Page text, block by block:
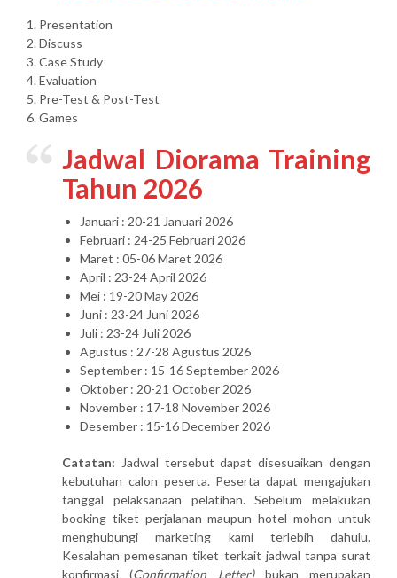
1. Presentation
2. Discuss
3. Case Study
4. Evaluation
5. Pre-Test & Post-Test
6. Games
Jadwal Diorama Training
Tahun 2026
Januari : 20-21 Januari 2026
Februari : 24-25 Februari 2026
Maret : 05-06 Maret 2026
April : 23-24 April 2026
Mei : 19-20 May 2026
Juni : 23-24 Juni 2026
Juli : 23-24 Juli 2026
Agustus : 27-28 Agustus 2026
September : 15-16 September 2026
Oktober : 20-21 October 2026
November : 17-18 November 2026
Desember : 15-16 December 2026
Catatan: Jadwal tersebut dapat disesuaikan dengan
kebutuhan calon peserta. Peserta dapat mengajukan
tanggal pelaksanaan pelatihan. Sebelum melakukan
booking tiket perjalanan maupun hotel mohon untuk
menghubungi marketing kami terlebih dahulu.
Kesalahan pemesanan tiket terkait jadwal tanpa surat
konfirmasi (Confirmation Letter)bukan merupakan